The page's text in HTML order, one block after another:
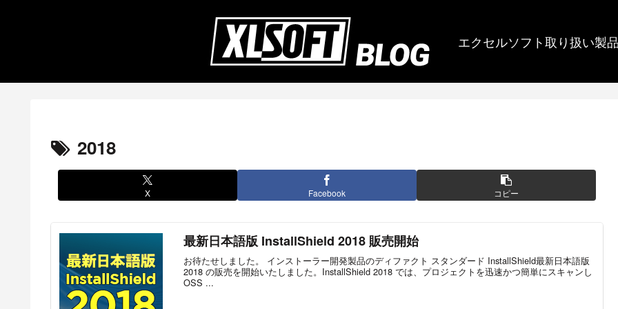
エクセルソフト取り扱い製
2018
X Facebook コピー
最新日本語版 InstallShield 2018 販売開始
お待たせしました。 インストーラー開発製品のディファクト スタンダード InstallShield最新日本語版
2018 の販売を開始いたしました。InstallShield 2018 では、プロジェクトを迅速かつ簡単にスキャンし
OSS ...